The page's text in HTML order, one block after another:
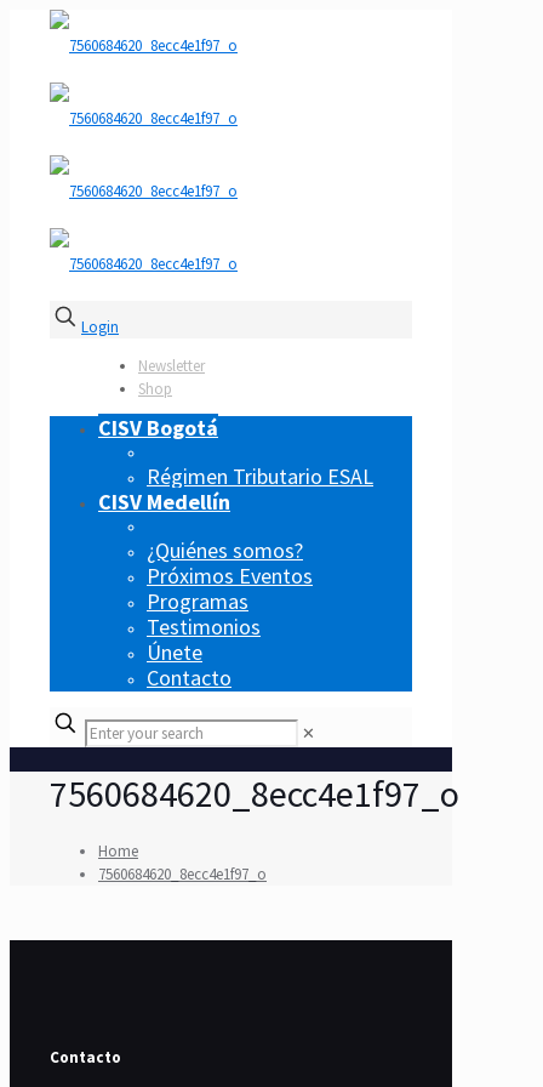
Login
Newsletter
Shop
CISV Bogotá
Régimen Tributario ESAL
CISV Medellín
¿Quiénes somos?
Próximos Eventos
Programas
Testimonios
Únete
Contacto
✕
7560684620_8ecc4e1f97_o
Home
7560684620_8ecc4e1f97_o
Contacto